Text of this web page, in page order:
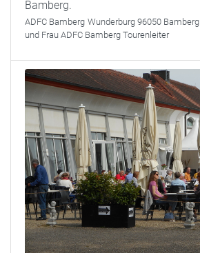
Bamberg.
ADFC Bamberg Wunderburg 96050 Bamberg
und Frau ADFC Bamberg Tourenleiter